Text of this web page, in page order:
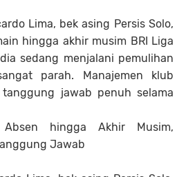
Lima, bek asing Persis Solo,
hingga akhir musim BRI Liga
sedang menjalani pemulihan
parah. Manajemen klub
jawab penuh selama
hingga Akhir Musim,
Jawab